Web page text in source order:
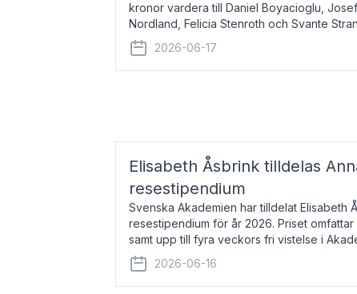
kronor vardera till Daniel Boyacioglu,
Nordland, Felicia Stenroth och Svante
född 1981, är poet och scenartist. Josef
2026-06-17
Elisabeth Åsbrink tilldelas
resestipendium
Svenska Akademien har tilldelat Elisabeth
resestipendium för år 2026. Priset
samt upp till fyra veckors fri vistelse i
Elisabeth Åsbrink, född 1965 oc
2026-06-16